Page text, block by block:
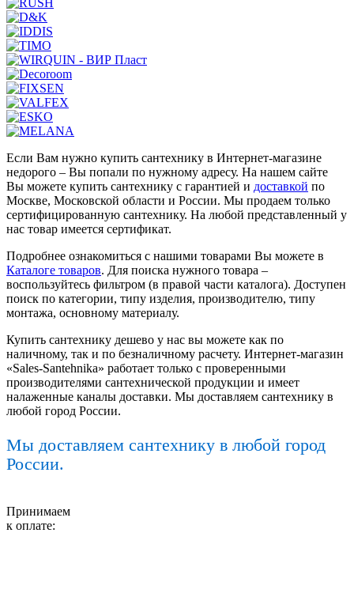
Если Вам нужно купить сантехнику в Интернет-магазине
недорого – Вы попали по нужному адресу. На нашем сайте
Вы можете купить сантехнику с гарантией и доставкой по
Москве, Московской области и России. Мы продаем только
сертифицированную сантехнику. На любой представленный у
нас товар имеется сертификат.
Подробнее ознакомиться с нашими товарами Вы можете в
Каталоге товаров. Для поиска нужного товара –
воспользуйтесь фильтром (в правой части каталога). Доступен
поиск по категории, типу изделия, производителю, типу
монтажа, основному материалу.
Купить сантехнику дешево у нас вы можете как по
наличному, так и по безналичному расчету. Интернет-магазин
«Sales-Santehnika» работает только с проверенными
производителями сантехнической продукции и имеет
налаженные каналы доставки. Мы доставляем сантехнику в
любой город России.
Мы доставляем сантехнику в любой город
России.
Принимаем
к оплате: